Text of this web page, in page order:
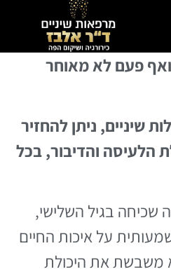
ואף פעם לא מאוחר
שיניים, ניתן להחזיר
הלעיסה והדיבור, בכל
שכיחה בגיל השלישי,
על איכות החיים
משבשת את היכולת